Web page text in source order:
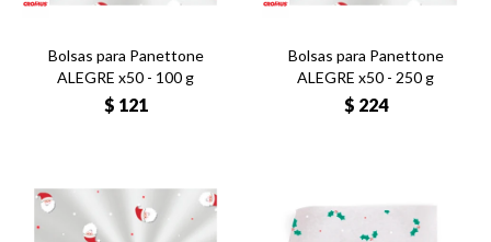
Bolsas para Panettone
ALEGRE x50 - 100 g
$ 121
Bolsas para Panettone
ALEGRE x50 - 250 g
$ 224